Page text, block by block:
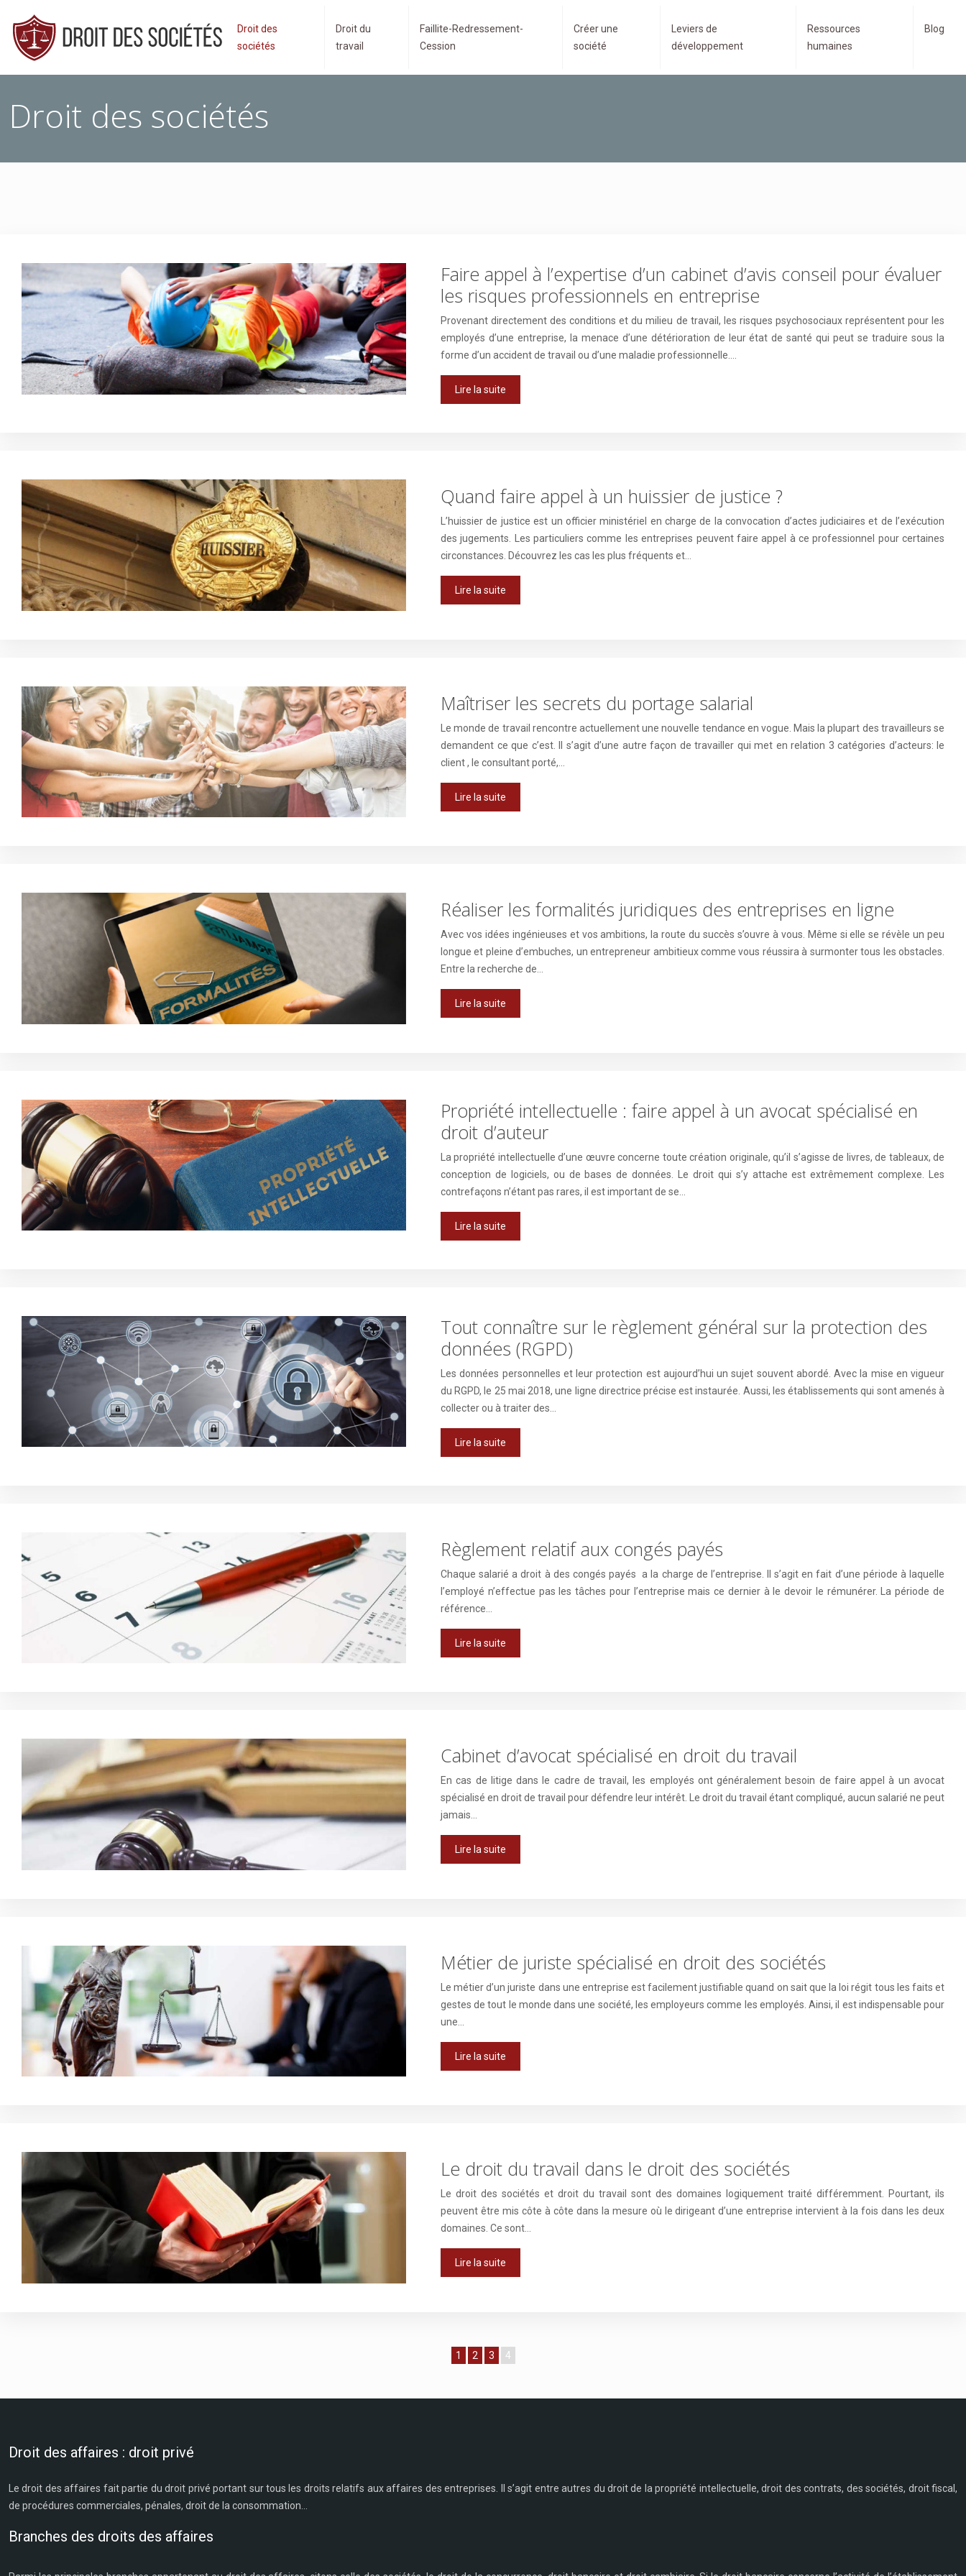
Droit des
sociétés
Droit du
travail
Faillite-Redressement-
Cession
Créer une
société
Leviers de
développement
Ressources
humaines
Blog
Droit des sociétés
Faire appel à l’expertise d’un cabinet d’avis conseil pour évaluer
les risques professionnels en entreprise
Provenant directement des conditions et du milieu de travail, les risques psychosociaux représentent pour les
employés d’une entreprise, la menace d’une détérioration de leur état de santé qui peut se traduire sous la
forme d’un accident de travail ou d’une maladie professionnelle….
Lire la suite
Quand faire appel à un huissier de justice ?
L’huissier de justice est un officier ministériel en charge de la convocation d’actes judiciaires et de l’exécution
des jugements. Les particuliers comme les entreprises peuvent faire appel à ce professionnel pour certaines
circonstances. Découvrez les cas les plus fréquents et…
Lire la suite
Maîtriser les secrets du portage salarial
Le monde de travail rencontre actuellement une nouvelle tendance en vogue. Mais la plupart des travailleurs se
demandent ce que c’est. Il s’agit d’une autre façon de travailler qui met en relation 3 catégories d’acteurs: le
client , le consultant porté,…
Lire la suite
Réaliser les formalités juridiques des entreprises en ligne
Avec vos idées ingénieuses et vos ambitions, la route du succès s’ouvre à vous. Même si elle se révèle un peu
longue et pleine d’embuches, un entrepreneur ambitieux comme vous réussira à surmonter tous les obstacles.
Entre la recherche de…
Lire la suite
Propriété intellectuelle : faire appel à un avocat spécialisé en
droit d’auteur
La propriété intellectuelle d’une œuvre concerne toute création originale, qu’il s’agisse de livres, de tableaux, de
conception de logiciels, ou de bases de données. Le droit qui s’y attache est extrêmement complexe. Les
contrefaçons n’étant pas rares, il est important de se…
Lire la suite
Tout connaître sur le règlement général sur la protection des
données (RGPD)
Les données personnelles et leur protection est aujourd’hui un sujet souvent abordé. Avec la mise en vigueur
du RGPD, le 25 mai 2018, une ligne directrice précise est instaurée. Aussi, les établissements qui sont amenés à
collecter ou à traiter des…
Lire la suite
Règlement relatif aux congés payés
Chaque salarié a droit à des congés payés a la charge de l’entreprise. Il s’agit en fait d’une période à laquelle
l’employé n’effectue pas les tâches pour l’entreprise mais ce dernier à le devoir le rémunérer. La période de
référence…
Lire la suite
Cabinet d’avocat spécialisé en droit du travail
En cas de litige dans le cadre de travail, les employés ont généralement besoin de faire appel à un avocat
spécialisé en droit de travail pour défendre leur intérêt. Le droit du travail étant compliqué, aucun salarié ne peut
jamais…
Lire la suite
Métier de juriste spécialisé en droit des sociétés
Le métier d’un juriste dans une entreprise est facilement justifiable quand on sait que la loi régit tous les faits et
gestes de tout le monde dans une société, les employeurs comme les employés. Ainsi, il est indispensable pour
une…
Lire la suite
Le droit du travail dans le droit des sociétés
Le droit des sociétés et droit du travail sont des domaines logiquement traité différemment. Pourtant, ils
peuvent être mis côte à côte dans la mesure où le dirigeant d’une entreprise intervient à la fois dans les deux
domaines. Ce sont…
Lire la suite
1 2 3 4
Droit des affaires : droit privé
Le droit des affaires fait partie du droit privé portant sur tous les droits relatifs aux affaires des entreprises. Il s’agit entre autres du droit de la propriété intellectuelle, droit des contrats, des sociétés, droit fiscal,
de procédures commerciales, pénales, droit de la consommation…
Branches des droits des affaires